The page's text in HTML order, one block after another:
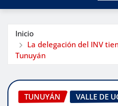
Inicio
La delegación del INV
Tunuyán
TUNUYÁN VALLE DE